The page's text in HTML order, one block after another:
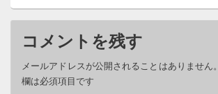
コメントを残す
メールアドレスが公開されることはありません。
欄は必須項目です